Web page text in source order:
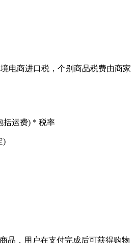
电商进口税，个别商品税费由商家
括运费) * 税率
)
品，用户在支付完成后可获得购物